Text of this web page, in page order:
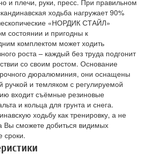
и плечи, руки, пресс. При правильном
ходьба нагружает 90%
«НОРДИК СТАЙЛ»
состоянии и пригодны к
комплектом может ходить
роста – каждый без труда подгонит
со своим ростом. Основание
дюралюминия, они оснащены
ручкой и темляком с регулируемой
входит съёмные резиновые
и кольца для грунта и снега.
ходьбу как тренировку, а не
Вы сможете добиться видимых
сроки.